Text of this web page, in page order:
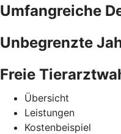
Umfangreiche
Unbegrenzte
Freie
Übersicht
Leistungen
Kostenbeispiel